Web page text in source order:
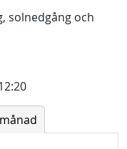
, solnedgång och